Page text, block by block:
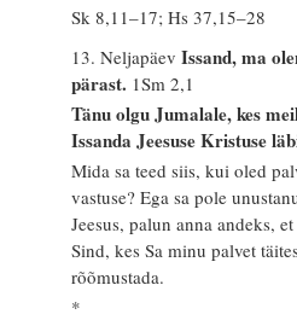
Sk 8,11–17; Hs 37,15–28
13. NeljapäevIssand, ma
pärast. 1Sm 2,1
Tänu olgu Jumalale, kes
Issanda Jeesuse Kristuse
Mida sa teed siis, kui oled
vastuse? Ega sa pole
Jeesus, palun anna andeks,
Sind, kes Sa minu palvet
rõõmustada.
*